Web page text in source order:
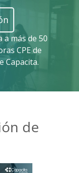
a más de 50
CPE de
Capacita.
de